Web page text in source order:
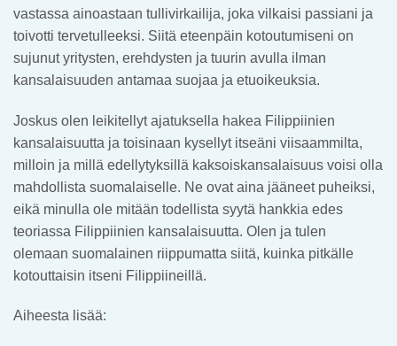
vastassa ainoastaan tullivirkailija, joka vilkaisi passiani ja
toivotti tervetulleeksi. Siitä eteenpäin kotoutumiseni on
sujunut yritysten, erehdysten ja tuurin avulla ilman
kansalaisuuden antamaa suojaa ja etuoikeuksia.
Joskus olen leikitellyt ajatuksella hakea Filippiinien
kansalaisuutta ja toisinaan kysellyt itseäni viisaammilta,
milloin ja millä edellytyksillä kaksoiskansalaisuus voisi olla
mahdollista suomalaiselle. Ne ovat aina jääneet puheiksi,
eikä minulla ole mitään todellista syytä hankkia edes
teoriassa Filippiinien kansalaisuutta. Olen ja tulen
olemaan suomalainen riippumatta siitä, kuinka pitkälle
kotouttaisin itseni Filippiineillä.
Aiheesta lisää: